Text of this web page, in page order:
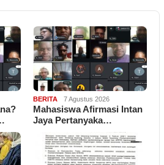
BERITA 7 Agustus 2026
Mahasiswa Afirmasi Intan
Jaya Pertanyaka…